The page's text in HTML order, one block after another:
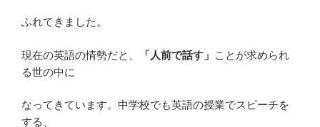
ふれてきました。
現在の英語の情勢だと、 「人前で話す」 ことが求められ
る世の中に
なってきています。中学校でも英語の授業でスピーチを
する、